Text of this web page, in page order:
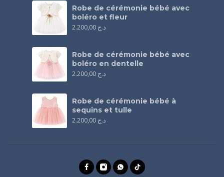
Robe de cérémonie bébé avec
boléro et fleur
د.ج
Robe de cérémonie bébé avec
boléro en dentelle
د.ج
Robe de cérémonie bébé à
sequins et tulle
د.ج